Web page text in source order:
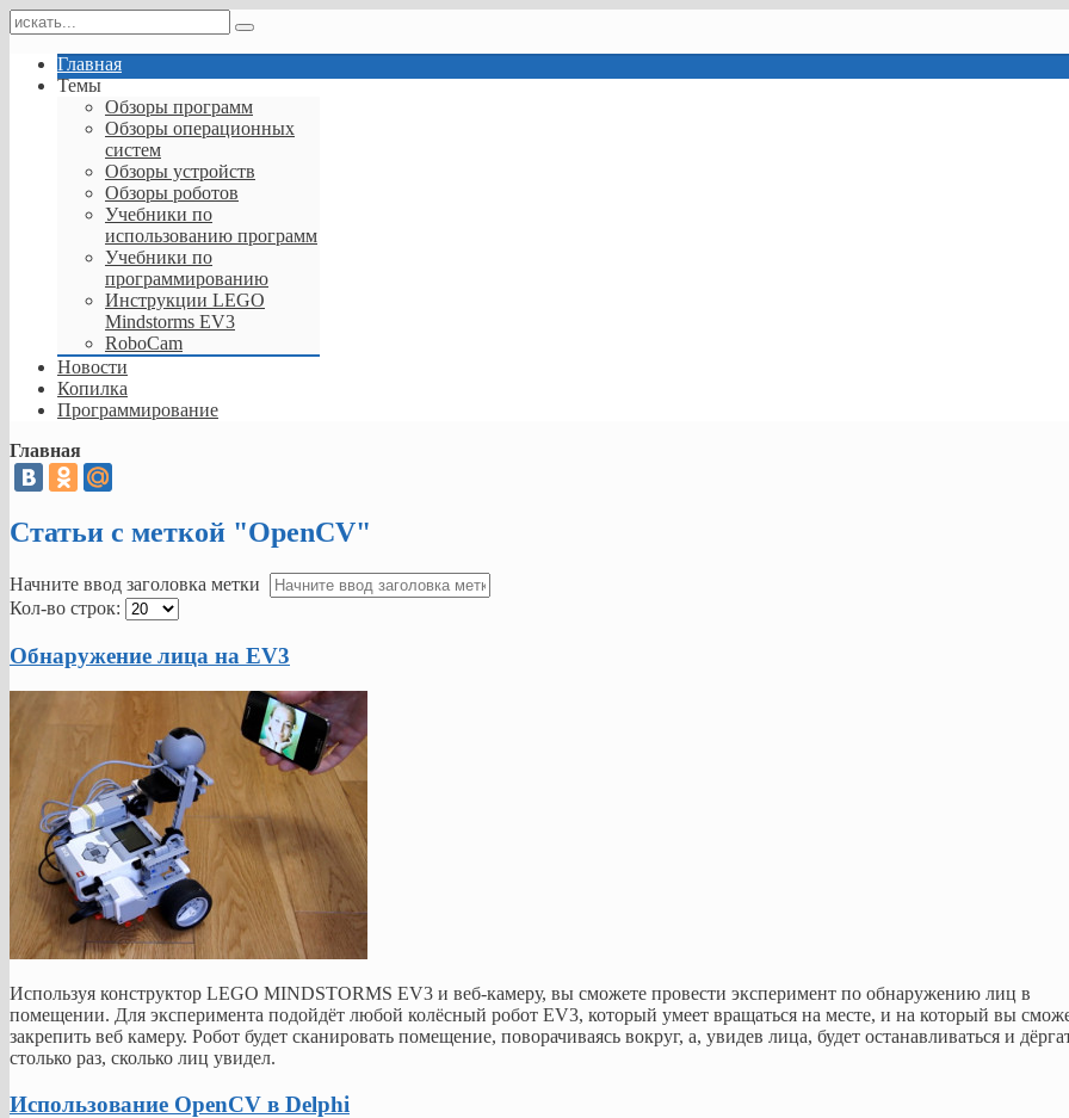
Главная
Темы
Обзоры программ
Обзоры операционных
систем
Обзоры устройств
Обзоры роботов
Учебники по
использованию программ
Учебники по
программированию
Инструкции LEGO
Mindstorms EV3
RoboCam
Новости
Копилка
Программирование
Главная
Статьи с меткой "OpenCV"
Начните ввод заголовка метки
Кол-во строк:
Обнаружение лица на EV3
Используя конструктор LEGO MINDSTORMS EV3 и веб-камеру, вы сможете провести эксперимент по обнаружению лиц в
помещении. Для эксперимента подойдёт любой колёсный робот EV3, который умеет вращаться на месте, и на который вы
закрепить веб камеру. Робот будет сканировать помещение, поворачиваясь вокруг, а, увидев лица, будет останавливаться и
столько раз, сколько лиц увидел.
Использование OpenCV в Delphi